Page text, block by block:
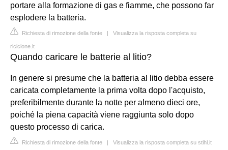
portare alla formazione di gas e fiamme, che possono far
esplodere la batteria.
Richiesta di rimozione della fonte | Visualizza la risposta completa su
riciclone.it
Quando caricare le batterie al litio?
In genere si presume che la batteria al litio debba essere
caricata completamente la prima volta dopo l'acquisto,
preferibilmente durante la notte per almeno dieci ore,
poiché la piena capacità viene raggiunta solo dopo
questo processo di carica.
Richiesta di rimozione della fonte | Visualizza la risposta completa su stihl.it